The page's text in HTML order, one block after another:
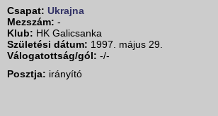
Csapat: Ukrajna
Mezszám: -
Klub: HK Galicsanka
Születési dátum: 1997. május 29.
Válogatottság/gól: -/-
Posztja: irányító